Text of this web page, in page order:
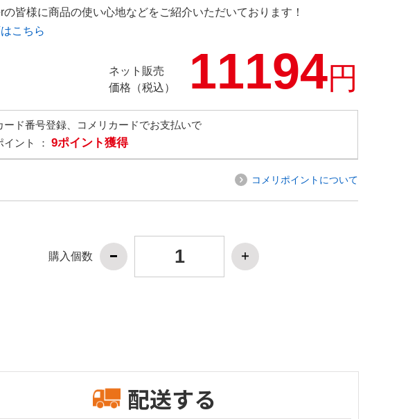
の皆様に商品の使い心地などをご紹介いただいております！
こちら
ネット販売
価格（税込）
11194円
ード番号登録、コメリカードでお支払いで
イント ： 9ポイント獲得
コメリポイントについて
購入個数
配送する